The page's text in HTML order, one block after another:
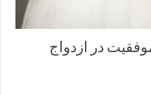
در ازدواج